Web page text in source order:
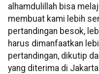
alhamdulillah bisa
membuat kami lebih
pertandingan besok,
harus dimanfaatkan
pertandingan, dikutip
yang diterima di